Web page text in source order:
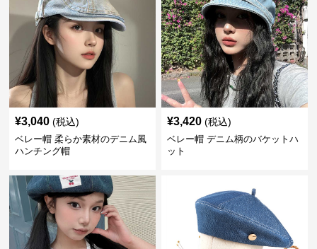
¥3,040 (税込)
ベレー帽 柔らか素材のデニム風
ハンチング帽
¥3,420 (税込)
ベレー帽 デニム柄のバケットハ
ット